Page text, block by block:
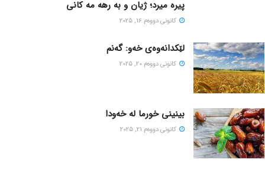
پیره میرد؛ ژیان و به رهه مه کانی
كانونی دووه‌م 16, 2025
لێکدانەوەی خەو: گەنم
كانونی دووه‌م 20, 2025
بینینی خورما لە خەودا
كانونی دووه‌م 21, 2025